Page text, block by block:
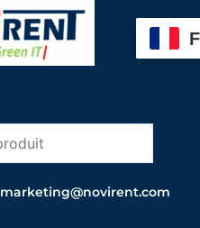
marketing@novirent.com